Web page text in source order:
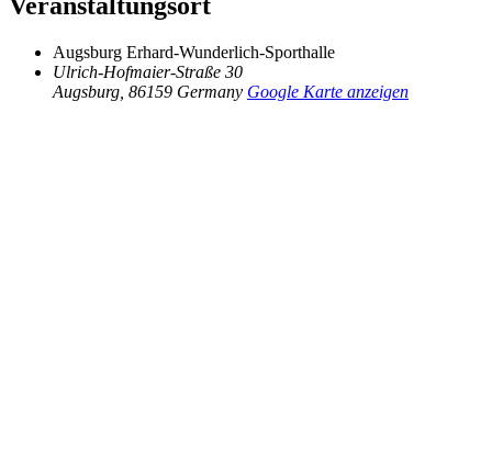
Augsburg Erhard-Wunderlich-Sporthalle
Ulrich-Hofmaier-Straße 30
Augsburg 86159 Germany Google Karte anzeigen